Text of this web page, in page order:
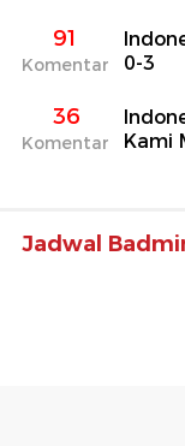
91
Komentar
0-3
36
Komentar
Kami
Jadwal